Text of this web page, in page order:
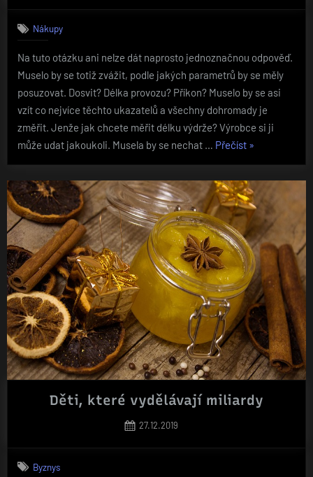
Nákupy
Na tuto otázku ani nelze dát naprosto jednoznačnou odpověď.
Muselo by se totiž zvážit, podle jakých parametrů by se měly
posuzovat. Dosvit? Délka provozu? Příkon? Muselo by se asi
vzít co nejvíce těchto ukazatelů a všechny dohromady je
změřit. Jenže jak chcete měřit délku výdrže? Výrobce si ji
může udat jakoukoli. Musela by se nechat … Přečíst„Žárovky
auta“
»
Děti, které vydělávají miliardy
Posted
27.12.2019
Byznys